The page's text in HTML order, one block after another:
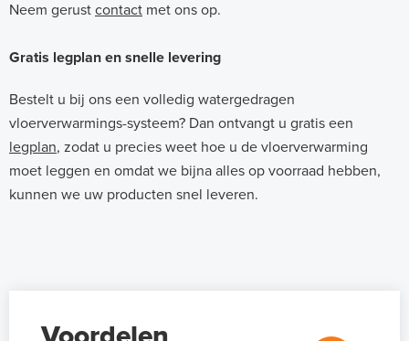
Neem gerust contact met ons op.
Gratis legplan en snelle levering
Bestelt u bij ons een volledig watergedragen
vloerverwarmings-systeem? Dan ontvangt u gratis een
legplan, zodat u precies weet hoe u de vloerverwarming
moet leggen en omdat we bijna alles op voorraad hebben,
kunnen we uw producten snel leveren.